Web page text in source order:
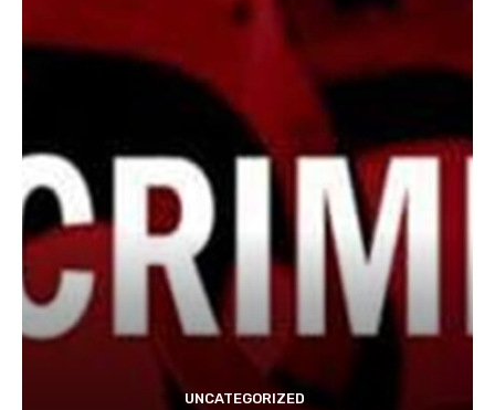
UNCATEGORIZED